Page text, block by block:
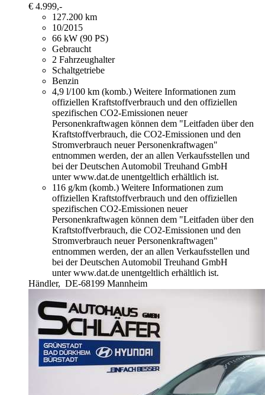
€ 4.999,-
127.200 km
10/2015
66 kW (90 PS)
Gebraucht
2 Fahrzeughalter
Schaltgetriebe
Benzin
4,9 l/100 km (komb.) Weitere Informationen zum
offiziellen Kraftstoffverbrauch und den offiziellen
spezifischen CO2-Emissionen neuer
Personenkraftwagen können dem "Leitfaden über den
Kraftstoffverbrauch, die CO2-Emissionen und den
Stromverbrauch neuer Personenkraftwagen"
entnommen werden, der an allen Verkaufsstellen und
bei der Deutschen Automobil Treuhand GmbH
unter www.dat.de unentgeltlich erhältlich ist.
116 g/km (komb.) Weitere Informationen zum
offiziellen Kraftstoffverbrauch und den offiziellen
spezifischen CO2-Emissionen neuer
Personenkraftwagen können dem "Leitfaden über den
Kraftstoffverbrauch, die CO2-Emissionen und den
Stromverbrauch neuer Personenkraftwagen"
entnommen werden, der an allen Verkaufsstellen und
bei der Deutschen Automobil Treuhand GmbH
unter www.dat.de unentgeltlich erhältlich ist.
Händler, DE-68199 Mannheim